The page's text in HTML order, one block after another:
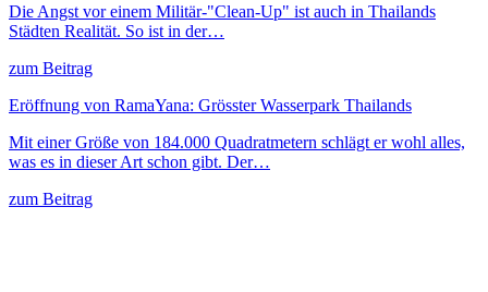
Die Angst vor einem Militär-"Clean-Up" ist auch in Thailands
Städten Realität. So ist in der…
zum Beitrag
Eröffnung von RamaYana: Grösster Wasserpark Thailands
Mit einer Größe von 184.000 Quadratmetern schlägt er wohl alles,
was es in dieser Art schon gibt. Der…
zum Beitrag